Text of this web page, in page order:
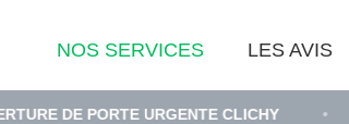
NOS SERVICES LES AVIS
URGENTE CLICHY • ARTISAN